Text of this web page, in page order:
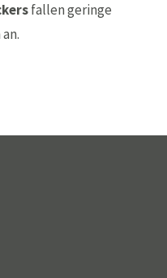
fallen geringe